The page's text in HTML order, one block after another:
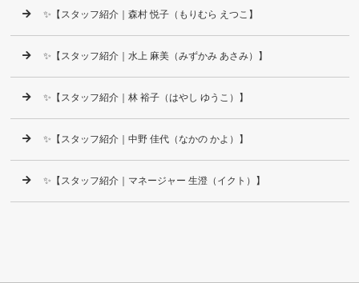
✨【スタッフ紹介｜森村 悦子（もりむら えつこ】
✨【スタッフ紹介｜水上 麻美（みずかみ あさみ）】
✨【スタッフ紹介｜林 裕子（はやし ゆうこ）】
✨【スタッフ紹介｜中野 佳代（なかの かよ）】
✨【スタッフ紹介｜マネージャー 生澄（イクト）】